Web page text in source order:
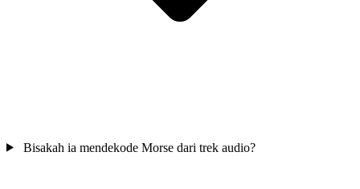
Bisakah ia mendekode Morse dari trek audio?